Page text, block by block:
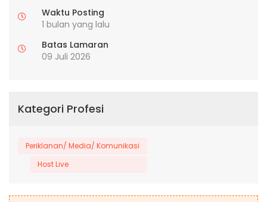
Waktu Posting
1 bulan yang lalu
Batas Lamaran
09 Juli 2026
Kategori Profesi
Periklanan/ Media/ Komunikasi
Host Live